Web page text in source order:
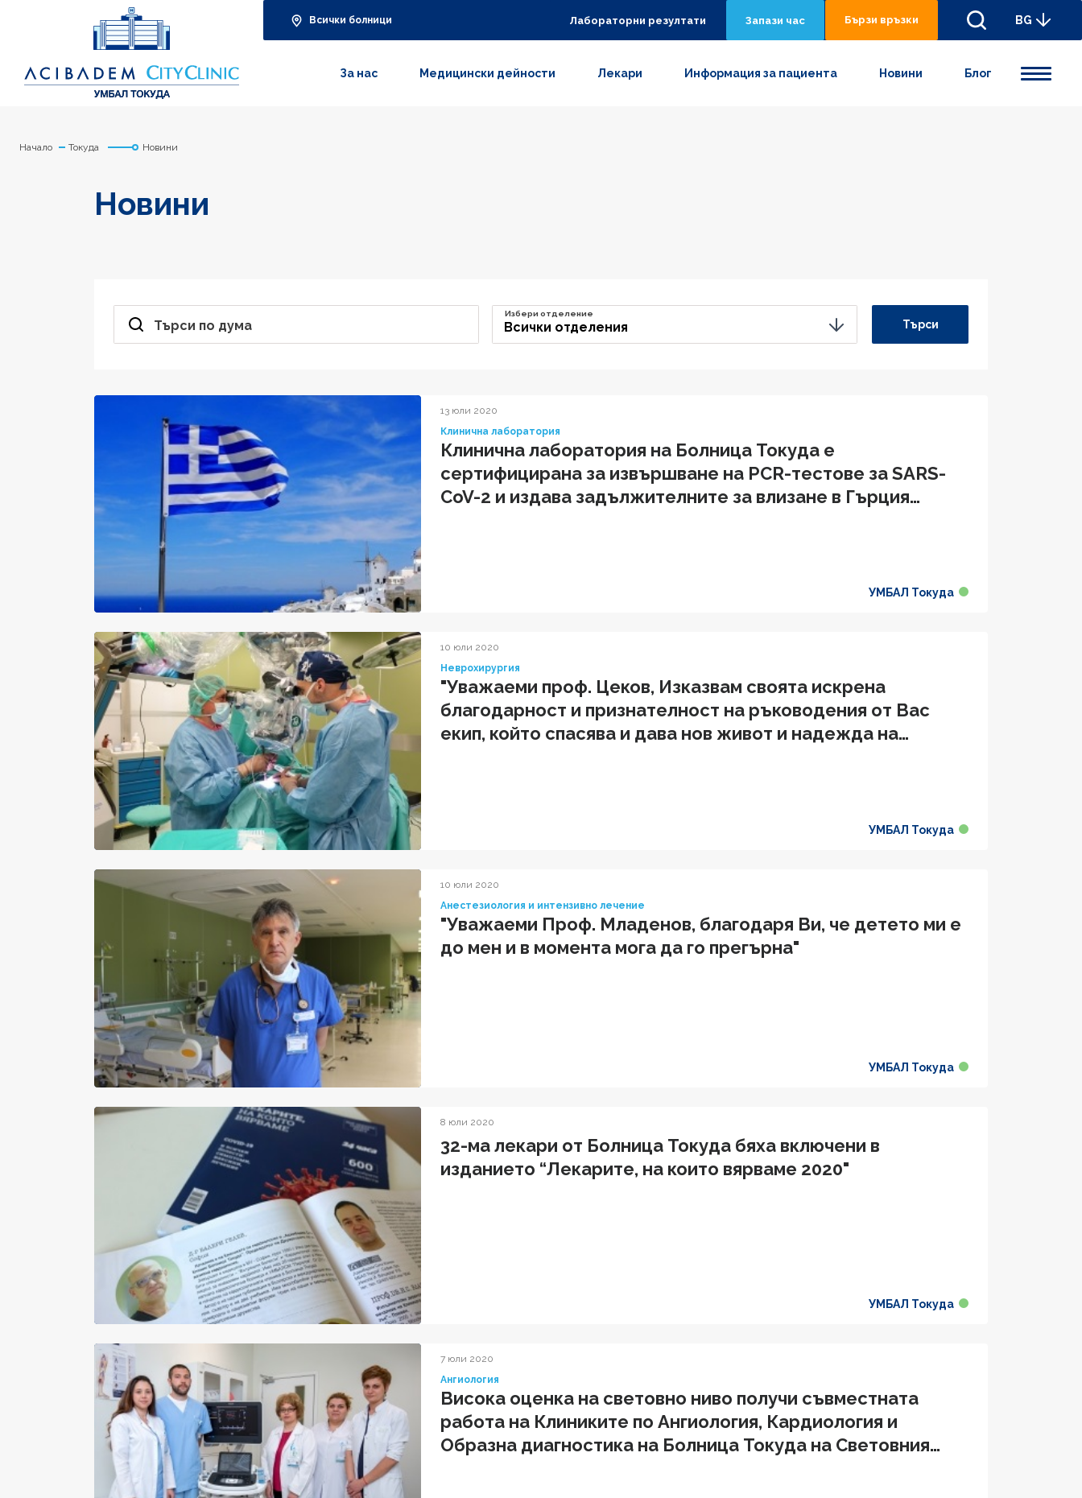
Всички болници Лабораторни резултати Запази час Бързи връзки BG
За нас Медицински дейности Лекари Информация за пациента Новини Блог
Начало Токуда Новини
Новини
Търси по дума Всички отделения
Избери отделение
Търси
13 юли 2020
Клинична лаборатория
Клинична лаборатория на Болница Токуда е
сертифицирана за извършване на PCR-тестове за SARS-
CoV-2 и издава задължителните за влизане в Гърция
УМБАЛ Токуда
10 юли 2020
Неврохирургия
"Уважаеми проф. Цеков, Изказвам своята искрена
благодарност и признателност на ръководения от Вас
екип, който спасява и дава нов живот и надежда на
УМБАЛ Токуда
10 юли 2020
Анестезиология и интензивно лечение
"Уважаеми Проф. Младенов, благодаря Ви, че детето ми е
до мен и в момента мога да го прегърна"
УМБАЛ Токуда
8 юли 2020
32-ма лекари от Болница Токуда бяха включени в
изданието “Лекарите, на които вярваме 2020"
УМБАЛ Токуда
7 юли 2020
Ангиология
Висока оценка на световно ниво получи съвместната
работа на Клиниките по Ангиология, Кардиология и
Образна диагностика на Болница Токуда на Световния